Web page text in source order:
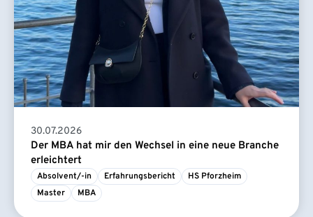
30.07.2026
Der MBA hat mir den Wechsel in eine neue Branche
erleichtert
Absolvent/-in Erfahrungsbericht
HS Pforzheim
Master
MBA